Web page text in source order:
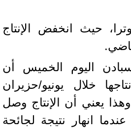
حيث انخفض الإنتاج
اليوم الخميس أن
خلال يونيو/حزيران
وهذا يعني أن الإنتاج وصل
أيار 2020، عندما انهار نتيجة لجائحة